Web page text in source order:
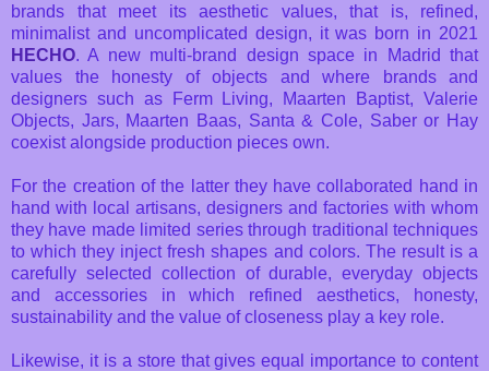
brands that meet its aesthetic values, that is, refined,
minimalist and uncomplicated design, it was born in 2021
HECHO. A new multi-brand design space in Madrid that
values ​​the honesty of objects and where brands and
designers such as Ferm Living, Maarten Baptist, Valerie
Objects, Jars, Maarten Baas, Santa & Cole, Saber or Hay
coexist alongside production pieces own.
For the creation of the latter they have collaborated hand in
hand with local artisans, designers and factories with whom
they have made limited series through traditional techniques
to which they inject fresh shapes and colors. The result is a
carefully selected collection of durable, everyday objects
and accessories in which refined aesthetics, honesty,
sustainability and the value of closeness play a key role.
Likewise, it is a store that gives equal importance to content